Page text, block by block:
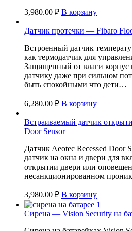
3,980.00 ₽ В корзину
Датчик протечки — Fibaro
Встроенный датчик
как термодатчик для
Защищенный от влаги корпус
датчику даже при сильном
быть спокойными что дети…
6,280.00 ₽ В корзину
Встраиваемый датчик
Door Sensor
Датчик Aeotec Recessed Door
датчик на окна и двери для
открытии двери или
несанкционированном
3,980.00 ₽ В корзину
Сирена — Vision Security на